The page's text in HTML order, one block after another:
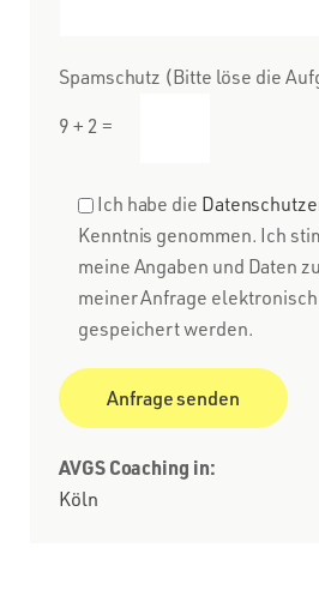
Spamschutz (Bitte löse die
9 + 2 =
Ich habe die
Kenntnis genommen. Ich
meine Angaben und Daten
meiner Anfrage
gespeichert werden.
AVGS Coaching in:
Köln